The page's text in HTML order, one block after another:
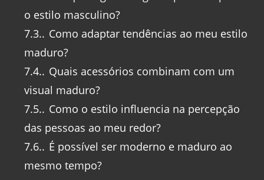
o estilo masculino?
7.3. Como adaptar tendências ao meu estilo
maduro?
7.4. Quais acessórios combinam com um
visual maduro?
7.5. Como o estilo influencia na percepção
das pessoas ao meu redor?
7.6. É possível ser moderno e maduro ao
mesmo tempo?